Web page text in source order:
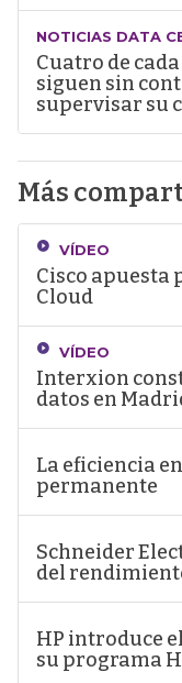
NOTICIAS DATA
Cuatro de
siguen sin
supervisar su
Más
VÍDEO
Cisco apuesta
Cloud
VÍDEO
Interxion
datos en
La eficiencia
permanente
Schneider
del
HP introduce
su programa